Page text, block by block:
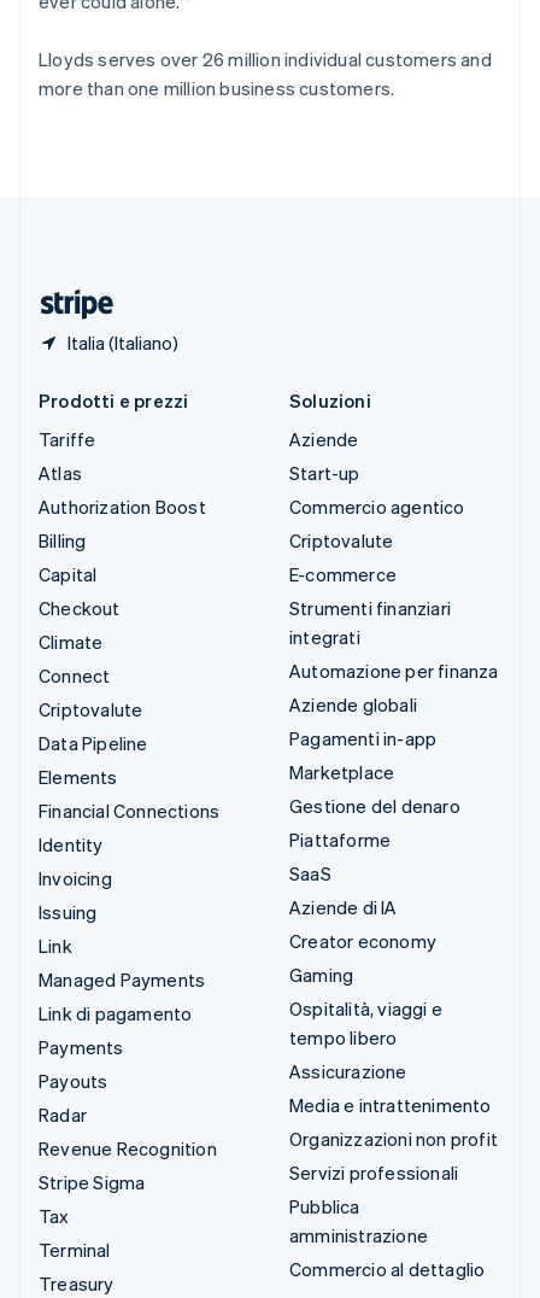
Lloyds serves over 26 million individual customers and
more than one million business customers.
Italia (Italiano)
Stati Uniti
English Español简体中文
Prodotti e prezzi
Tariffe
Atlas
Authorization Boost
Billing
Capital
Checkout
Climate
Connect
Criptovalute
Data Pipeline
Elements
Financial Connections
Identity
Invoicing
Issuing
Link
Managed Payments
Link di pagamento
Payments
Payouts
Radar
Revenue Recognition
Stripe Sigma
Tax
Terminal
Treasury
Soluzioni
Aziende
Start-up
Commercio agentico
Criptovalute
E-commerce
Strumenti finanziari
integrati
Automazione per finanza
Aziende globali
Pagamenti in-app
Marketplace
Gestione del denaro
Piattaforme
SaaS
Aziende di IA
Creator economy
Gaming
Ospitalità, viaggi e
tempo libero
Assicurazione
Media e intrattenimento
Organizzazioni non profit
Servizi professionali
Pubblica
amministrazione
Commercio al dettaglio